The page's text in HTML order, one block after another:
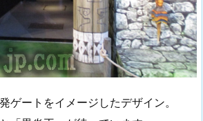
ゲートをイメージしたデザイン。